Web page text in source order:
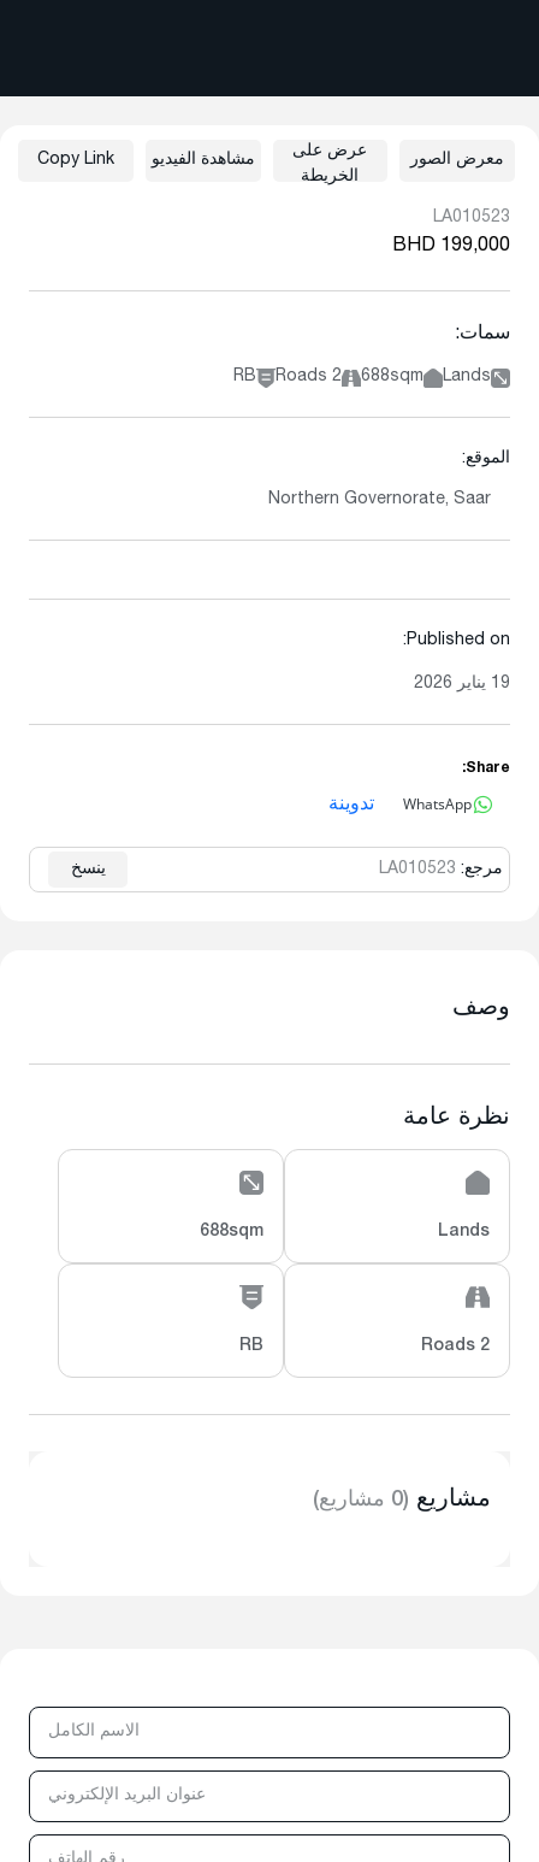
LA010523
BHD 199,000
سمات:
Lands
688sqm
2 Roads
RB
الموقع:
Northern Governorate, Saar
Published on:
19 يناير 2026
Share:
WhatsApp تدوينة
مرجع: ينسخ
معرض الصور
عرض على
الخريطة
مشاهدة الفيديو Copy Link
وصف
نظرة عامة
Lands
688sqm
2 Roads
RB
مشاريع (0 مشاريع)